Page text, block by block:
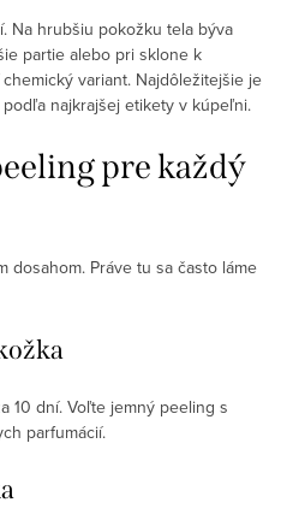
Na hrubšiu pokožku tela býva
partie alebo pri sklone k
variant. Najdôležitejšie je
najkrajšej etikety v kúpeľni.
pre každý
dosahom. Práve tu sa často láme
10 dní. Voľte jemný peeling s
parfumácií.